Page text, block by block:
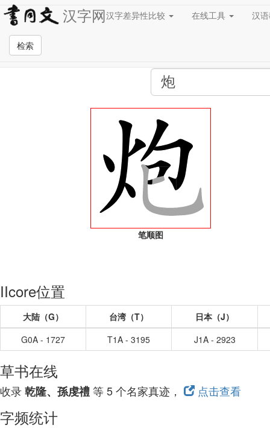
汉字网汉字差异性比较 在线工具 汉
检索
全站检索页面
笔顺图
IIcore位置
大陆（G） 台湾（T）
日本（J）
G0A - 1727
T1A - 3195 J1A - 2923
草书在线
收录乾隆、孫虔禮等 5 个名家真迹， 点击查看
字频统计